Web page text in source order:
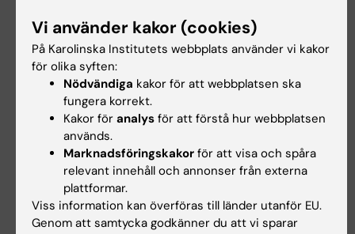
Porträtt
Hon vill avkoda hjärnan
Sherlock Holmes var en idol när hon var barn
och mamman föreslog tidigt forskaryrket.
Ändå var det ingen spikrak väg till
vetenskapen för Marie Carlén.
Vi använder kakor (cookies)
På Karolinska Institutets webbplats använder vi kakor
för olika syften:
Nödvändiga kakor för att webbplatsen ska
fungera korrekt.
Kakor för analys för att förstå hur webbplatsen
används.
Marknadsföringskakor för att visa och spåra
relevant innehåll och annonser från externa
plattformar.
Viss information kan överföras till länder utanför EU.
Genom att samtycka godkänner du att vi sparar